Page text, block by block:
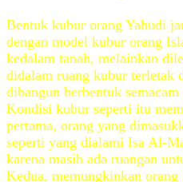
Bentuk kubur orang Yahudi
dengan model kubur orang
kedalam tanah, melainkan
didalam ruang kubur terletak
dibangun berbentuk
Kondisi kubur seperti itu
pertama, orang yang
seperti yang dialami Isa Al-
karena masih ada ruangan
Kedua, memungkinkan